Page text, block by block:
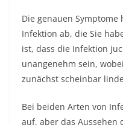
Die genauen
Infektion ab, die Sie
ist, dass die Infektion
unangenehm sein,
zunächst scheinbar
Bei beiden Arten von
auf, aber das Aussehen